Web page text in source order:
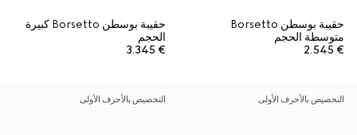
حقيبة بوسطن Borsetto
متوسطة الحجم
€ 2.545
حقيبة بوسطن Borsetto كبيرة
الحجم
€ 3.345
التخصيص بالأحرف الأولى التخصيص بالأحرف الأولى